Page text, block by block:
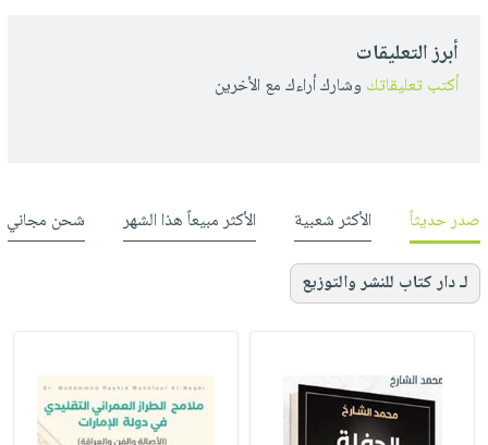
أبرز التعليقات
أكتب تعليقاتك وشارك أراءك مع الأخرين
صدر حديثاً الأكثر شعبية الأكثر مبيعاً هذا الشهر شحن مجاني
لـ دار كتاب للنشر والتوزيع